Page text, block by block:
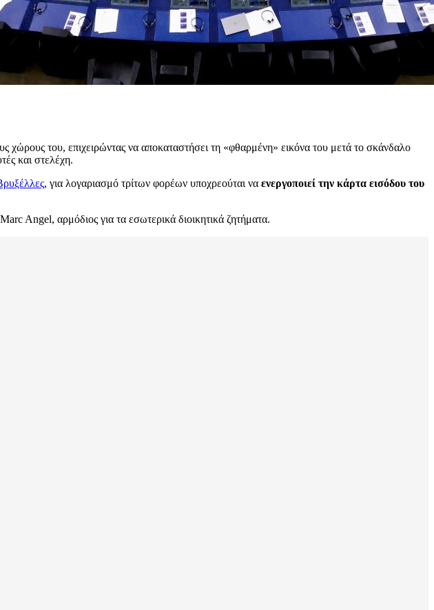
χώρους του, επιχειρώντας να αποκαταστήσει τη «φθαρμένη» εικόνα του μετά το σκάνδαλο
και στελέχη.
, για λογαριασμό τρίτων φορέων υποχρεούται να ενεργοποιεί την κάρτα εισόδου του
Angel, αρμόδιος για τα εσωτερικά διοικητικά ζητήματα.